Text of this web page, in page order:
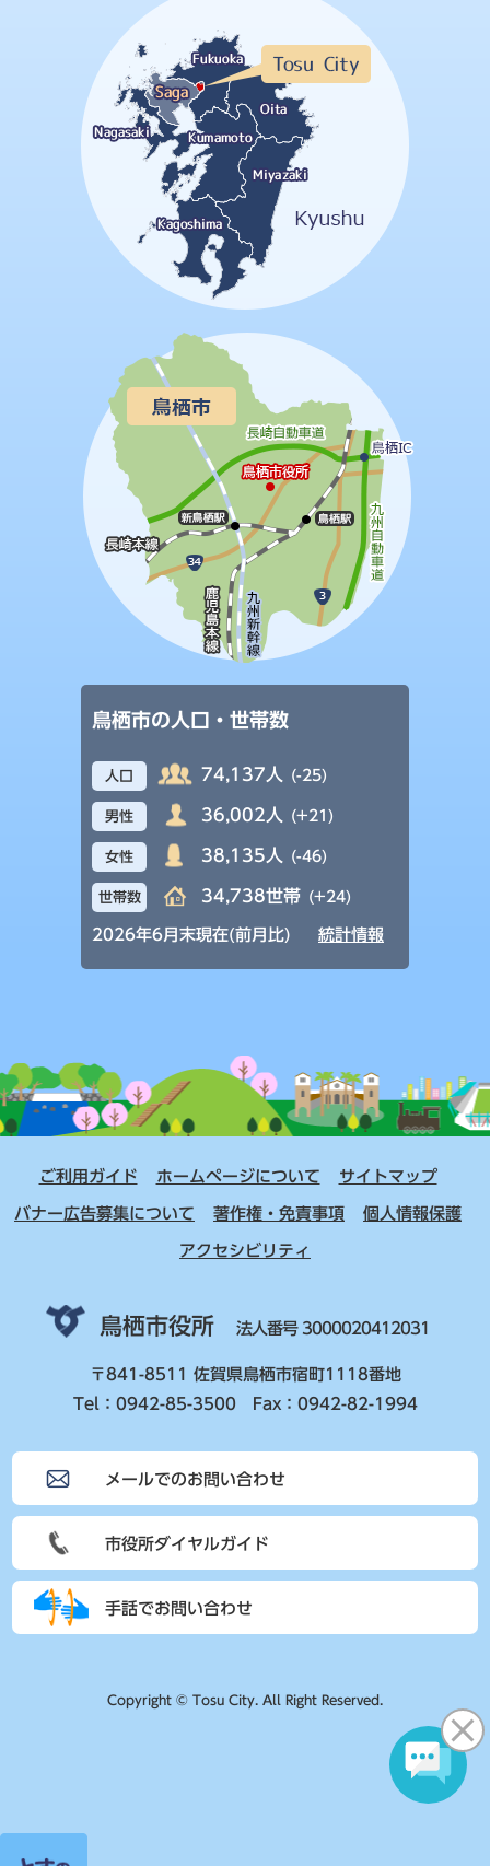
鳥栖市の人口・世帯数
人口 74,137人 (-25)
男性 36,002人 (+21)
女性 38,135人 (-46)
世帯数 34,738世帯 (+24)
2026年6月末現在(前月比) 統計情報
ご利用ガイド ホームページについて サイトマップ
バナー広告募集について 著作権・免責事項 個人情報保護
アクセシビリティ
鳥栖市役所 法人番号 3000020412031
〒841-8511 佐賀県鳥栖市宿町1118番地
Tel：0942-85-3500 Fax：0942-82-1994
メールでのお問い合わせ
市役所ダイヤルガイド
手話でお問い合わせ
Copyright © Tosu City. All Right Reserved.